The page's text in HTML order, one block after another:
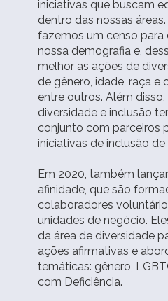
iniciativas que buscam
dentro das nossas áreas.
fazemos um censo para
nossa demografia e,
melhor as ações de
de gênero, idade, raça e
entre outros. Além
diversidade e inclusão
conjunto com parceiros
iniciativas de inclusão
Em 2020, também
afinidade, que são
colaboradores
unidades de negócio.
da área de diversidade
ações afirmativas e
temáticas: gênero,
com Deficiência.